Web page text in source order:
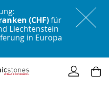
(CHF)für
Liechtenstein
in Europa